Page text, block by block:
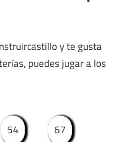
y te gusta
puedes jugar a los
54 67